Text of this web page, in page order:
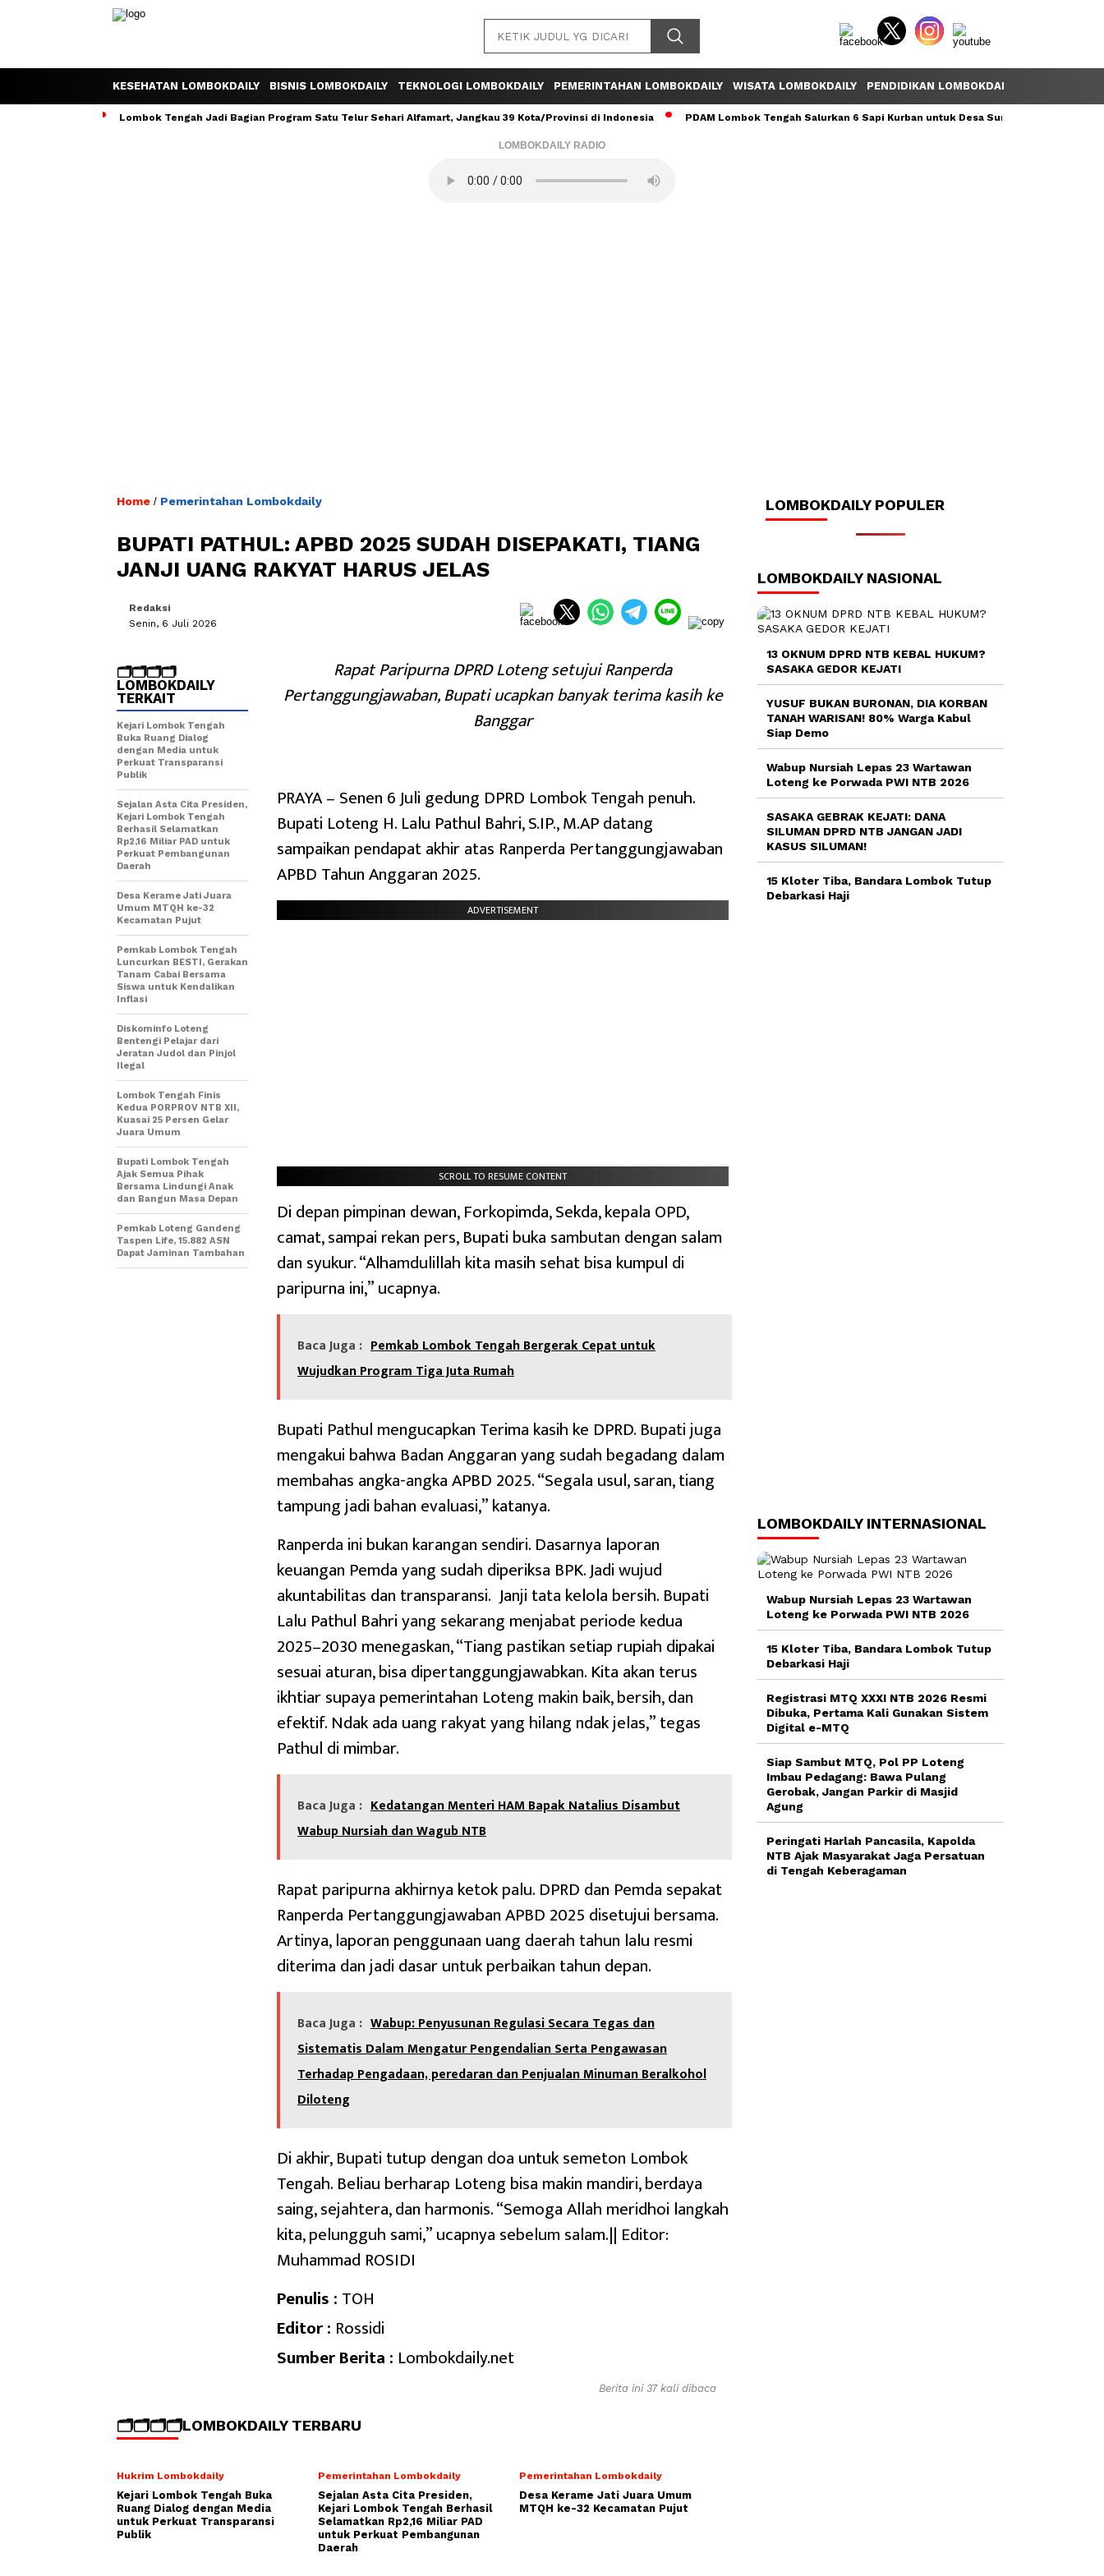
KESEHATAN LOMBOKDAILY BISNIS LOMBOKDAILY TEKNOLOGI LOMBOKDAILY PEMERINTAHAN LOMBOKDAILY WISATA LOMBOKDAILY PENDIDIKAN LOMBOKDAILY
Lombok Tengah Jadi Bagian Program Satu Telur Sehari Alfamart, Jangkau 39 Kota/Provinsi di Indonesia PDAM Lombok Tengah Salurkan 6 Sapi Kurban untuk Desa Sumber Mata Air
LOMBOKDAILY RADIO
Home / Pemerintahan Lombokdaily
BUPATI PATHUL: APBD 2025 SUDAH DISEPAKATI, TIANG
JANJI UANG RAKYAT HARUS JELAS
Redaksi
Senin, 6 Juli 2026
Rapat Paripurna DPRD Loteng setujui Ranperda
Pertanggungjawaban, Bupati ucapkan banyak terima kasih ke
Banggar
PRAYA – Senen 6 Juli gedung DPRD Lombok Tengah penuh.
Bupati Loteng H. Lalu Pathul Bahri, S.IP., M.AP datang
sampaikan pendapat akhir atas Ranperda Pertanggungjawaban
APBD Tahun Anggaran 2025.
ADVERTISEMENT
SCROLL TO RESUME CONTENT
Di depan pimpinan dewan, Forkopimda, Sekda, kepala OPD,
camat, sampai rekan pers, Bupati buka sambutan dengan salam
dan syukur. “Alhamdulillah kita masih sehat bisa kumpul di
paripurna ini,” ucapnya.
Baca Juga : Pemkab Lombok Tengah Bergerak Cepat untuk
Wujudkan Program Tiga Juta Rumah
Bupati Pathul mengucapkan Terima kasih ke DPRD. Bupati juga
mengakui bahwa Badan Anggaran yang sudah begadang dalam
membahas angka-angka APBD 2025. “Segala usul, saran, tiang
tampung jadi bahan evaluasi,” katanya.
Ranperda ini bukan karangan sendiri. Dasarnya laporan
keuangan Pemda yang sudah diperiksa BPK. Jadi wujud
akuntabilitas dan transparansi. Janji tata kelola bersih. Bupati
Lalu Pathul Bahri yang sekarang menjabat periode kedua
2025–2030 menegaskan, “Tiang pastikan setiap rupiah dipakai
sesuai aturan, bisa dipertanggungjawabkan. Kita akan terus
ikhtiar supaya pemerintahan Loteng makin baik, bersih, dan
efektif. Ndak ada uang rakyat yang hilang ndak jelas,” tegas
Pathul di mimbar.
Baca Juga : Kedatangan Menteri HAM Bapak Natalius Disambut
Wabup Nursiah dan Wagub NTB
Rapat paripurna akhirnya ketok palu. DPRD dan Pemda sepakat
Ranperda Pertanggungjawaban APBD 2025 disetujui bersama.
Artinya, laporan penggunaan uang daerah tahun lalu resmi
diterima dan jadi dasar untuk perbaikan tahun depan.
Baca Juga : Wabup: Penyusunan Regulasi Secara Tegas dan
Sistematis Dalam Mengatur Pengendalian Serta Pengawasan
Terhadap Pengadaan, peredaran dan Penjualan Minuman Beralkohol
Diloteng
Di akhir, Bupati tutup dengan doa untuk semeton Lombok
Tengah. Beliau berharap Loteng bisa makin mandiri, berdaya
saing, sejahtera, dan harmonis. “Semoga Allah meridhoi langkah
kita, pelungguh sami,” ucapnya sebelum salam.|| Editor:
Muhammad ROSIDI
Penulis : TOH
Editor : Rossidi
Sumber Berita : Lombokdaily.net
🗂️🗂️🗂️🗂️
LOMBOKDAILY
TERKAIT
Kejari Lombok Tengah
Buka Ruang Dialog
dengan Media untuk
Perkuat Transparansi
Publik
Sejalan Asta Cita Presiden,
Kejari Lombok Tengah
Berhasil Selamatkan
Rp2,16 Miliar PAD untuk
Perkuat Pembangunan
Daerah
Desa Kerame Jati Juara
Umum MTQH ke-32
Kecamatan Pujut
Pemkab Lombok Tengah
Luncurkan BESTI, Gerakan
Tanam Cabai Bersama
Siswa untuk Kendalikan
Inflasi
Diskominfo Loteng
Bentengi Pelajar dari
Jeratan Judol dan Pinjol
Ilegal
Lombok Tengah Finis
Kedua PORPROV NTB XII,
Kuasai 25 Persen Gelar
Juara Umum
Bupati Lombok Tengah
Ajak Semua Pihak
Bersama Lindungi Anak
dan Bangun Masa Depan
Pemkab Loteng Gandeng
Taspen Life, 15.882 ASN
Dapat Jaminan Tambahan
Berita ini 37 kali dibaca
🗂️🗂️🗂️🗂️LOMBOKDAILY TERBARU
Hukrim Lombokdaily
Kejari Lombok Tengah Buka
Ruang Dialog dengan Media
untuk Perkuat Transparansi
Publik
Pemerintahan Lombokdaily
Sejalan Asta Cita Presiden,
Kejari Lombok Tengah Berhasil
Selamatkan Rp2,16 Miliar PAD
untuk Perkuat Pembangunan
Daerah
Pemerintahan Lombokdaily
Desa Kerame Jati Juara Umum
MTQH ke-32 Kecamatan Pujut
LOMBOKDAILY POPULER
LOMBOKDAILY NASIONAL
13 OKNUM DPRD NTB KEBAL HUKUM?
SASAKA GEDOR KEJATI
YUSUF BUKAN BURONAN, DIA KORBAN
TANAH WARISAN! 80% Warga Kabul
Siap Demo
Wabup Nursiah Lepas 23 Wartawan
Loteng ke Porwada PWI NTB 2026
SASAKA GEBRAK KEJATI: DANA
SILUMAN DPRD NTB JANGAN JADI
KASUS SILUMAN!
15 Kloter Tiba, Bandara Lombok Tutup
Debarkasi Haji
LOMBOKDAILY INTERNASIONAL
Wabup Nursiah Lepas 23 Wartawan
Loteng ke Porwada PWI NTB 2026
15 Kloter Tiba, Bandara Lombok Tutup
Debarkasi Haji
Registrasi MTQ XXXI NTB 2026 Resmi
Dibuka, Pertama Kali Gunakan Sistem
Digital e-MTQ
Siap Sambut MTQ, Pol PP Loteng
Imbau Pedagang: Bawa Pulang
Gerobak, Jangan Parkir di Masjid
Agung
Peringati Harlah Pancasila, Kapolda
NTB Ajak Masyarakat Jaga Persatuan
di Tengah Keberagaman